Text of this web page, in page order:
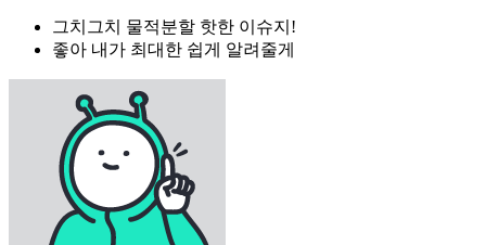
그치그치 물적분할 핫한 이슈지!
좋아 내가 최대한 쉽게 알려줄게